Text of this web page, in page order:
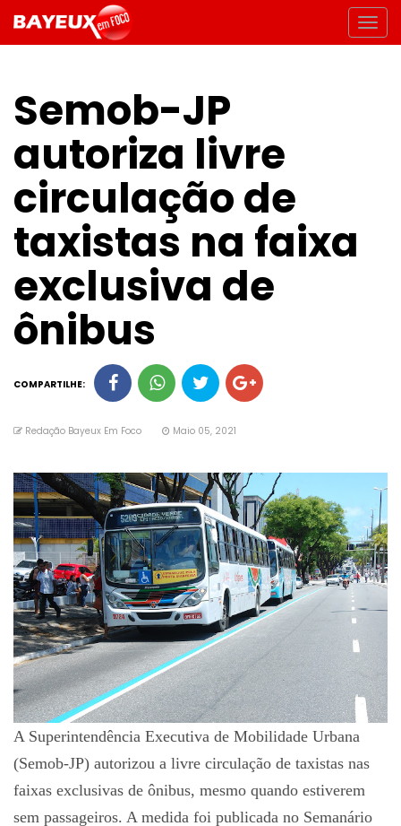
Semob-JP
autoriza livre
circulação de
taxistas na faixa
exclusiva de
ônibus
COMPARTILHE:
Redação Bayeux Em Foco Maio 05, 2021
A Superintendência Executiva de Mobilidade Urbana
(Semob-JP) autorizou a livre circulação de taxistas nas
faixas exclusivas de ônibus, mesmo quando estiverem
sem passageiros. A medida foi publicada no Semanário